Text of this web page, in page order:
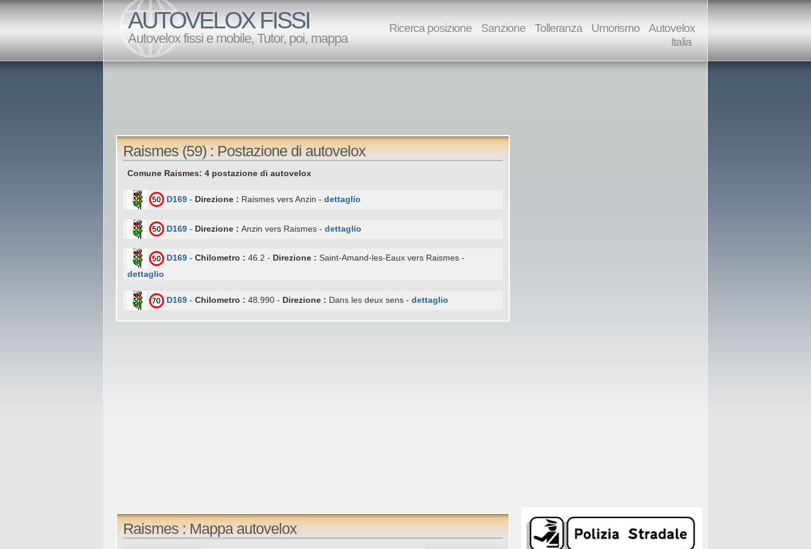
AUTOVELOX FISSI
Autovelox fissi e mobile, Tutor, poi, mappa
Ricerca posizione Sanzione Tolleranza Umorismo
Autovelox
Italia
Raismes (59) : Postazione di autovelox
Comune Raismes: 4 postazione di autovelox
D169 - Direzione : Raismes vers Anzin - dettaglio
D169 - Direzione : Anzin vers Raismes - dettaglio
D169 - Chilometro : 46.2 - Direzione : Saint-Amand-les-Eaux vers Raismes -
dettaglio
D169 - Chilometro : 48.990 - Direzione : Dans les deux sens - dettaglio
Raismes : Mappa autovelox